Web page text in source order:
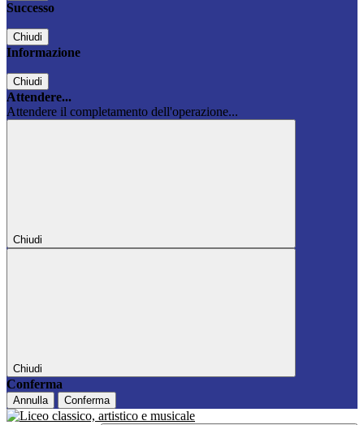
Successo
Chiudi
Informazione
Chiudi
Attendere...
Attendere il completamento dell'operazione...
Chiudi
Chiudi
Conferma
Annulla Conferma